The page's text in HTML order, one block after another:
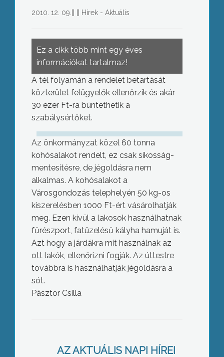
2010. 12. 09. Hírek - Aktuális
Ez a cikk több mint egy éves
információkat tartalmaz!
A tél folyamán a rendelet betartását
közterület felügyelők ellenőrzik és akár
30 ezer Ft-ra büntethetik a
szabálysértőket.
Az önkormányzat közel 60 tonna
kohósalakot rendelt, ez csak síkosság-
mentesítésre, de jégoldásra nem
alkalmas. A kohósalakot a
Városgondozás telephelyén 50 kg-os
kiszerelésben 1000 Ft-ért vásárolhatják
meg. Ezen kívül a lakosok használhatnak
fűrészport, fatüzelésű kályha hamuját is.
Azt hogy a járdákra mit használnak az
ott lakók, ellenőrizni fogják. Az úttestre
továbbra is használhatják jégoldásra a
sót.
Pásztor Csilla
AZ AKTUÁLIS NAPI HÍREI